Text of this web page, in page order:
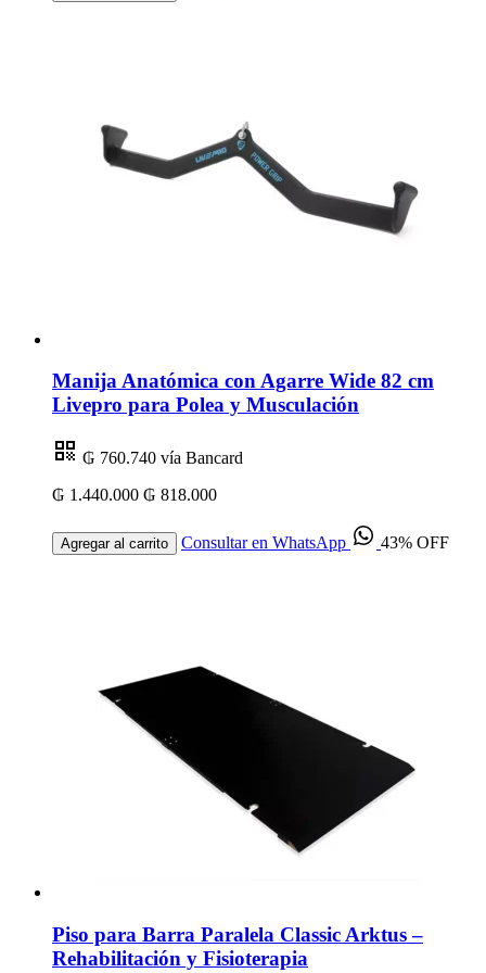
Manija Anatómica con Agarre Wide 82 cm
Livepro para Polea y Musculación
₲ 760.740 vía Bancard
₲ 1.440.000 ₲ 818.000
Agregar al carrito Consultar en WhatsApp 43% OFF
Piso para Barra Paralela Classic Arktus –
Rehabilitación y Fisioterapia